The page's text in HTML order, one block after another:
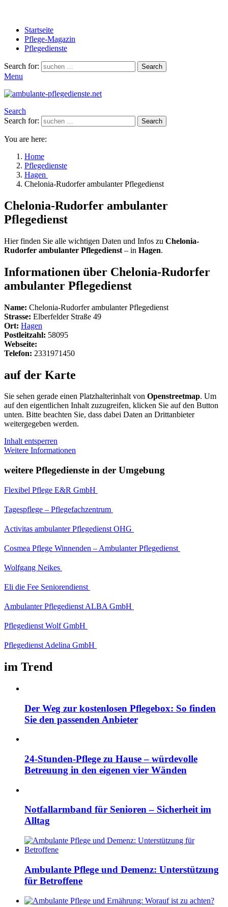
Startseite
Pflege-Magazin
Pflegedienste
Search for: Search
Menu
Search
Search for:
Search
You are here:
Home
Pflegedienste
Hagen
Chelonia-Rudorfer ambulanter Pflegedienst
Chelonia-Rudorfer ambulanter
Pflegedienst
Hier finden Sie alle wichtigen Daten und Infos zu Chelonia-
Rudorfer ambulanter Pflegedienst – in Hagen.
Informationen über Chelonia-Rudorfer
ambulanter Pflegedienst
Name: Chelonia-Rudorfer ambulanter Pflegedienst
Strasse: Elberfelder Straße 49
Ort: Hagen
Postleitzahl: 58095
Webseite:
Telefon: 2331971450
auf der Karte
Sie sehen gerade einen Platzhalterinhalt von Openstreetmap. Um
auf den eigentlichen Inhalt zuzugreifen, klicken Sie auf den Button
unten. Bitte beachten Sie, dass dabei Daten an Drittanbieter
weitergegeben werden.
Inhalt entsperren
Weitere Informationen
weitere Pflegedienste in der Umgebung
Flexibel Pflege E&R GmbH
Tagespflege – Pflegefachzentrum
Activitas ambulanter Pflegedienst OHG
Cosmea Pflege Winnenden – Ambulanter Pflegedienst
Wolfgang Neikes
Eli die Fee Seniorendienst
Ambulanter Pflegedienst ALBA GmbH
Pflegedienst Wolf GmbH
Pflegedienst Adelina GmbH
im Trend
Der Weg zur kostenlosen Pflegebox: So finden
Sie den passenden Anbieter
24-Stunden-Pflege zu Hause – würdevolle
Betreuung in den eigenen vier Wänden
Notfallarmband für Senioren – Sicherheit im
Alltag
Ambulante Pflege und Demenz: Unterstützung
für Betroffene